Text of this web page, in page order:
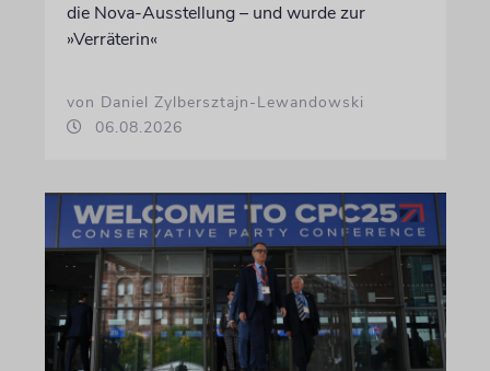
die Nova-Ausstellung – und wurde zur
»Verräterin«
von Daniel Zylbersztajn-Lewandowski
06.08.2026